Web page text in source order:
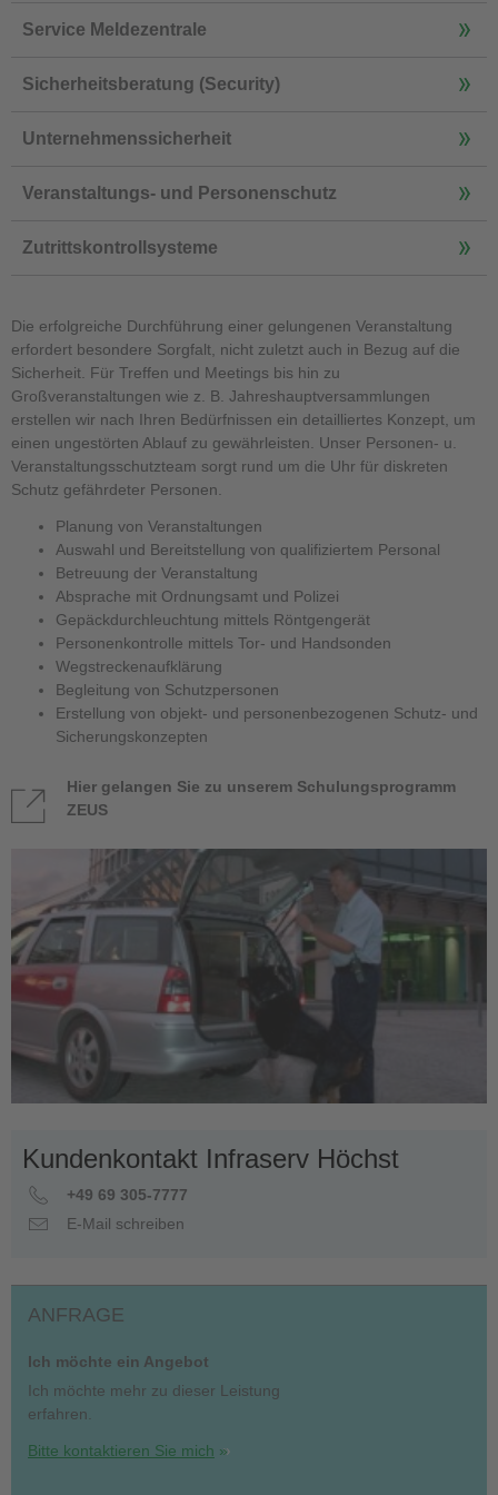
Service Meldezentrale
Sicherheitsberatung (Security)
Unternehmenssicherheit
Veranstaltungs- und Personenschutz
Zutrittskontrollsysteme
Die erfolgreiche Durchführung einer gelungenen Veranstaltung
erfordert besondere Sorgfalt, nicht zuletzt auch in Bezug auf die
Sicherheit. Für Treffen und Meetings bis hin zu
Großveranstaltungen wie z. B. Jahreshauptversammlungen
erstellen wir nach Ihren Bedürfnissen ein detailliertes Konzept, um
einen ungestörten Ablauf zu gewährleisten. Unser Personen- u.
Veranstaltungsschutzteam sorgt rund um die Uhr für diskreten
Schutz gefährdeter Personen.
Planung von Veranstaltungen
Auswahl und Bereitstellung von qualifiziertem Personal
Betreuung der Veranstaltung
Absprache mit Ordnungsamt und Polizei
Gepäckdurchleuchtung mittels Röntgengerät
Personenkontrolle mittels Tor- und Handsonden
Wegstreckenaufklärung
Begleitung von Schutzpersonen
Erstellung von objekt- und personenbezogenen Schutz- und
Sicherungskonzepten
Hier gelangen Sie zu unserem Schulungsprogramm
ZEUS
Kundenkontakt Infraserv Höchst
+49 69 305-7777
E-Mail schreiben
ANFRAGE
Ich möchte ein Angebot
Ich möchte mehr zu dieser Leistung
erfahren.
Bitte kontaktieren Sie mich